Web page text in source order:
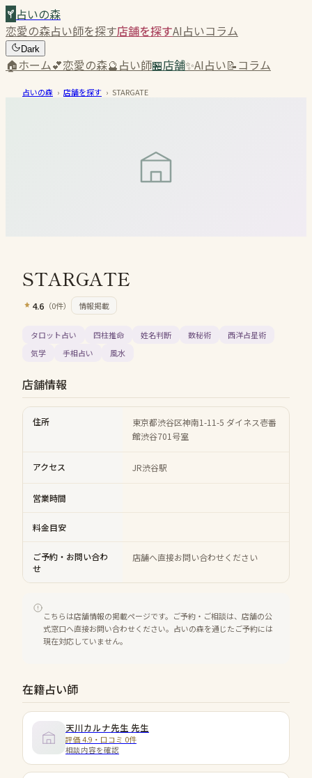
占いの森
恋愛の森占い師を探す店舗を探すAI占いコラム
Dark
🏠ホーム💕恋愛の森🔮占い師🏪店舗✨AI占い📝コラム
占いの森 › 店舗を探す › STARGATE
STARGATE
4.6 （0件） 情報掲載
タロット占い 四柱推命 姓名判断 数秘術
西洋占星術
気学
手相占い 風水
店舗情報
住所
東京都渋谷区神南1-11-5 ダイネス壱番
館渋谷701号室
アクセス JR渋谷駅
営業時間
料金目安
ご予約・お問い合わ
せ
店舗へ直接お問い合わせください
こちらは店舗情報の掲載ページです。ご予約・ご相談は、店舗の公
式窓口へ直接お問い合わせください。占いの森を通じたご予約には
現在対応していません。
在籍占い師
天川カルナ先生 先生
評価 4.9・口コミ 0件
相談内容を確認